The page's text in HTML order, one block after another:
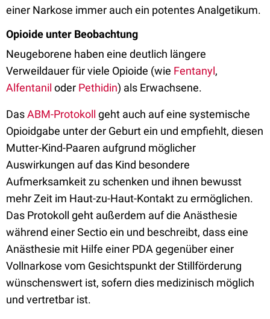
einer Narkose immer auch ein potentes Analgetikum.
Opioide unter Beobachtung
Neugeborene haben eine deutlich längere
Verweildauer für viele Opioide (wie Fentanyl,
Alfentanil oder Pethidin) als Erwachsene.
DasABM-Protokoll geht auch auf eine systemische
Opioidgabe unter der Geburt ein und empfiehlt, diesen
Mutter-Kind-Paaren aufgrund möglicher
Auswirkungen auf das Kind besondere
Aufmerksamkeit zu schenken und ihnen bewusst
mehr Zeit im Haut-zu-Haut-Kontakt zu ermöglichen.
Das Protokoll geht außerdem auf die Anästhesie
während einer Sectio ein und beschreibt, dass eine
Anästhesie mit Hilfe einer PDA gegenüber einer
Vollnarkose vom Gesichtspunkt der Stillförderung
wünschenswert ist, sofern dies medizinisch möglich
und vertretbar ist.